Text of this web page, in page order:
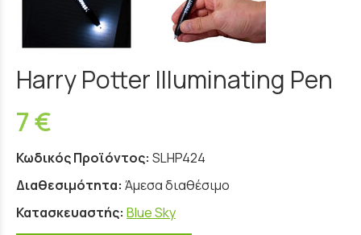
Harry Potter Illuminating Pen
7 €
Κωδικός Προϊόντος: SLHP424
Διαθεσιμότητα: Άμεσα διαθέσιμο
Κατασκευαστής: Blue Sky